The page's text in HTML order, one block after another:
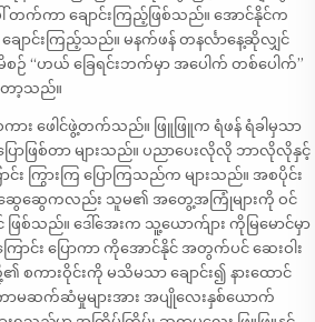
ကာ ချောင်းကြည့်ဖြစ်သည်။ အောင်နိုင်က
ောင်းကြည့်သည်။ မနက်ဖန် တနင်္လာနေ့ဆိုလျှင်
“ဟယ် ခြေရင်းဘက်မှာ အပေါက် တစ်ပေါက်”
ော့သည်။
စကား ဖေါင်ဖွဲ့တက်သည်။ ဖြူဖြူက ရံဖန် ရံခါမှသာ
ောဖြစ်တာ များသည်။ ပညာပေးလိုလို ဘာလိုလိုနှင့်
း ကြွားကြ ပြောကြသည်က များသည်။ အစပိုင်း
ဆွေဆွေကလည်း သူမ၏ အတွေ့အကြုံများကို ဝင်
စ်သည်။ ဒေါ်အေးက သူ့ယောက်ျား ကိုမြမောင်မှာ
ာင်း ပြောကာ ကိုအောင်နိုင် အတွက်ပင် ဆေးဝါး
ားဝိုင်းကို မသိမသာ ချောင်း၍ နားထောင်
ကာမဆက်ဆံမှုများအား အပျိုလေးနှစ်ယောက်